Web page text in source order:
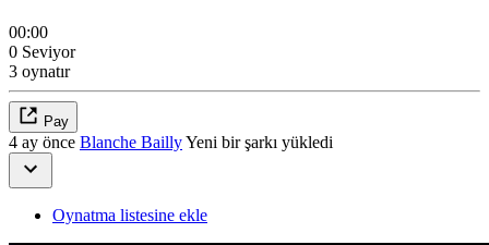
00:00
0 Seviyor
3 oynatır
Pay
4 ay önce Blanche BaillyYeni bir şarkı yükledi
Oynatma listesine ekle